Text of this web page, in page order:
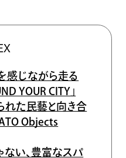
感じながら走る
YOUR CITY」
れた民藝と向き合
Objects
い、豊富なスパ